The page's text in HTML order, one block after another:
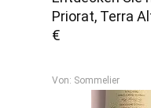
Priorat, Terra
€
Von: Sommelier